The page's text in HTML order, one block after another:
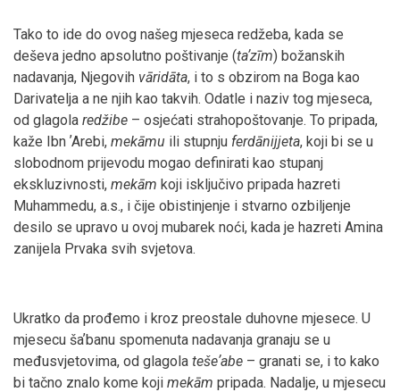
Tako to ide do ovog našeg mjeseca redžeba, kada se
deševa jedno apsolutno poštivanje (taʼzīm) božanskih
nadavanja, Njegovih vāridāta, i to s obzirom na Boga kao
Darivatelja a ne njih kao takvih. Odatle i naziv tog mjeseca,
od glagola redžibe – osjećati strahopoštovanje. To pripada,
kaže Ibn ʼArebi, mekāmu ili stupnju ferdānijjeta, koji bi se u
slobodnom prijevodu mogao definirati kao stupanj
ekskluzivnosti, mekām koji isključivo pripada hazreti
Muhammedu, a.s., i čije obistinjenje i stvarno ozbiljenje
desilo se upravo u ovoj mubarek noći, kada je hazreti Amina
zanijela Prvaka svih svjetova.
Ukratko da prođemo i kroz preostale duhovne mjesece. U
mjesecu šaʼbanu spomenuta nadavanja granaju se u
međusvjetovima, od glagola tešeʼabe – granati se, i to kako
bi tačno znalo kome koji mekām pripada. Nadalje, u mjesecu